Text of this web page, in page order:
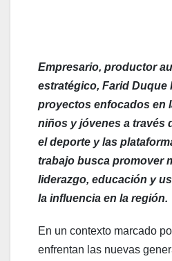
Empresario, productor
estratégico, Farid Duque
proyectos enfocados en
niños y jóvenes a través
el deporte y las
trabajo busca promover
liderazgo, educación y
la influencia en la región.
En un contexto marcado
enfrentan las nuevas